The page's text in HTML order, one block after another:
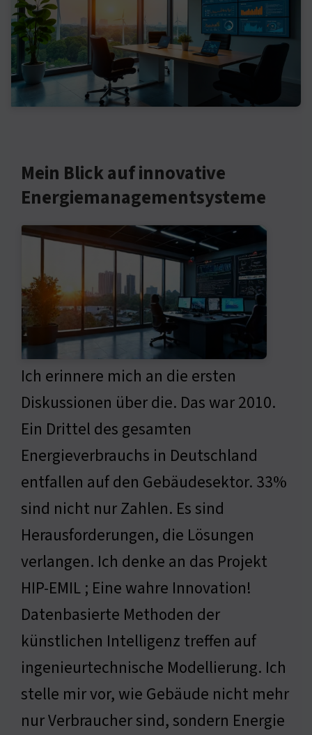
Mein Blick auf innovative
Energiemanagementsysteme
Ich erinnere mich an die ersten
Diskussionen über die. Das war 2010.
Ein Drittel des gesamten
Energieverbrauchs in Deutschland
entfallen auf den Gebäudesektor. 33%
sind nicht nur Zahlen. Es sind
Herausforderungen, die Lösungen
verlangen. Ich denke an das Projekt
HIP-EMIL ; Eine wahre Innovation!
Datenbasierte Methoden der
künstlichen Intelligenz treffen auf
ingenieurtechnische Modellierung. Ich
stelle mir vor, wie Gebäude nicht mehr
nur Verbraucher sind, sondern Energie